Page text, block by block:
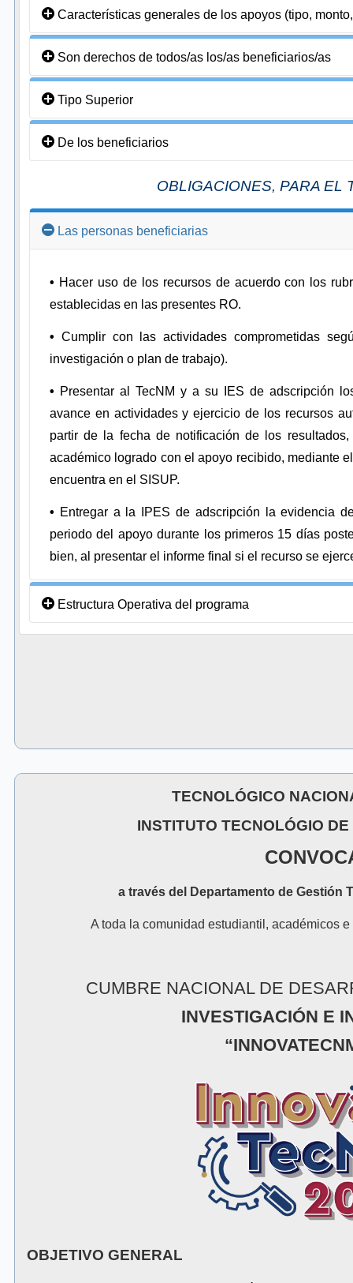
Características generales de los apoyos (tipo,
Son derechos de todos/as los/as beneficiarios/as
Tipo Superior
De los beneficiarios
OBLIGACIONES, PARA EL
Las personas beneficiarias
• Hacer uso de los recursos de acuerdo con los
establecidas en las presentes RO.
• Cumplir con las actividades comprometidas
investigación o plan de trabajo).
• Presentar al TecNM y a su IES de adscripción
avance en actividades y ejercicio de los recursos
partir de la fecha de notificación de los
académico logrado con el apoyo recibido, mediante
encuentra en el SISUP.
• Entregar a la IPES de adscripción la evidencia
periodo del apoyo durante los primeros 15 días
bien, al presentar el informe final si el recurso se
Estructura Operativa del programa
TECNOLÓGICO
INSTITUTO TECNOLÓGIO
a través del Departamento de Gestión
A toda la comunidad estudiantil, académicos
CUMBRE NACIONAL DE
INVESTIGACIÓN E
OBJETIVO GENERAL